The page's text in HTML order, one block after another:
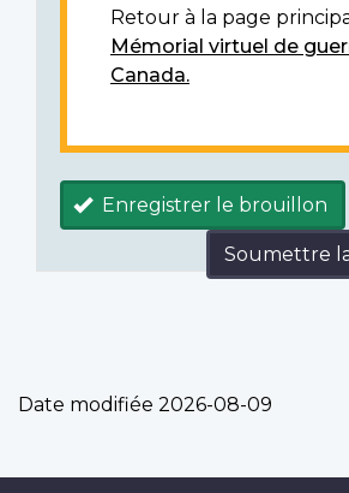
Retour à la page
Mémorial virtuel de
Canada.
Enregistrer le brouillon
Soumettre
Date modifiée 2026-08-09